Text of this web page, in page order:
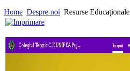
Home Despre noi Resurse Educaționale